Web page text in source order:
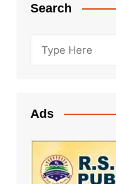
Search
Ads